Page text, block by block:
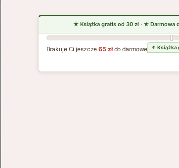
Brakuje Ci jeszcze65 złdo darmowej dostawy